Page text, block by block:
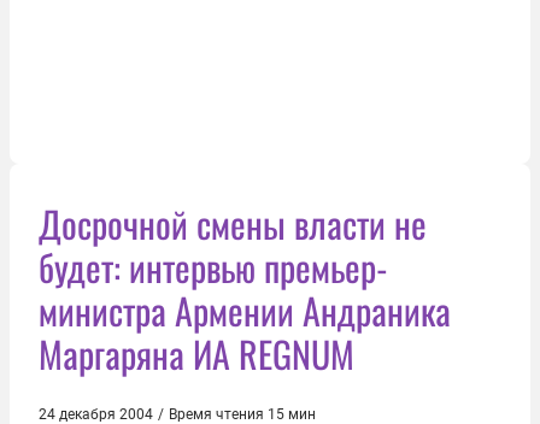
Досрочной смены власти не
будет: интервью премьер-
министра Армении Андраника
Маргаряна ИА REGNUM
24 декабря 2004 / Время чтения 15 мин